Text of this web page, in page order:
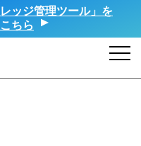
ッジ管理ツール」を
ちら